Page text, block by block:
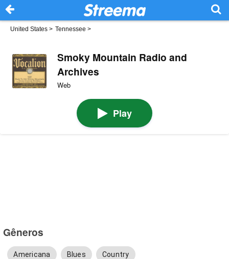
United States > Tennessee >
Smoky Mountain Radio and
Archives
Web
Play
Gêneros
Americana Blues Country